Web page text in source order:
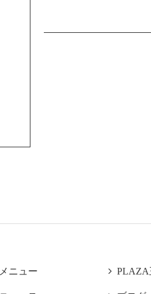
メニュー  PLAZA